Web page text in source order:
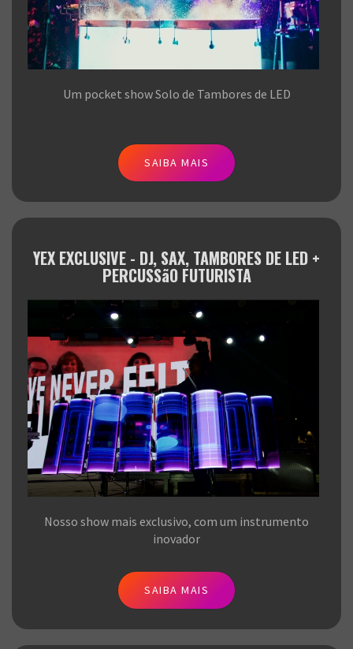
Um pocket show Solo de Tambores de LED
SAIBA MAIS
YEX EXCLUSIVE - DJ, SAX, TAMBORES DE LED +
PERCUSSãO FUTURISTA
Nosso show mais exclusivo, com um instrumento
inovador
SAIBA MAIS